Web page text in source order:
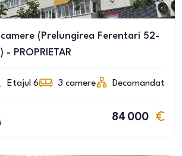
(Prelungirea Ferentari 52-
PROPRIETAR
Etajul 6 3 camere Decomandat
84 000